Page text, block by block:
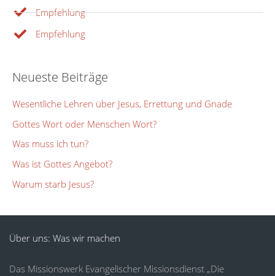
Empfehlung
Empfehlung
Neueste Beiträge
Wesentliche Lehren über Jesus, Errettung und Gnade
Gottes Wort oder Menschen Wort?
Was muss ich tun?
Was ist Gottes Angebot?
Warum starb Jesus?
Über uns: Was wir machen
Das Missionswerk Evangelischer Missionsdienst „Die